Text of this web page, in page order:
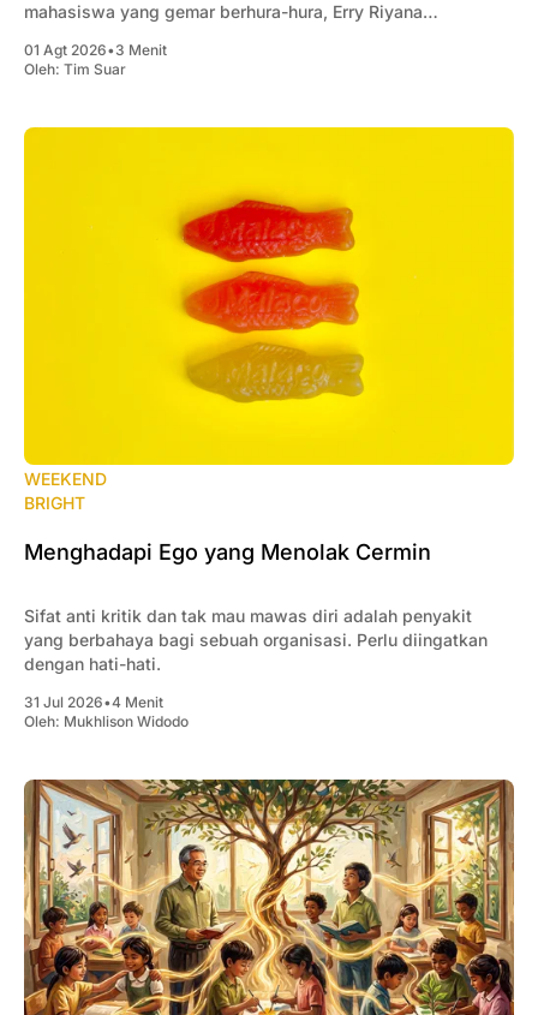
mahasiswa yang gemar berhura-hura, Erry Riyana
Akuntansi Unpad pada 1968. Dari mengantar pesanan
01 Agt 2026•3 Menit
Oleh: Tim Suar
WEEKEND
BRIGHT
Menghadapi Ego yang Menolak Cermin
Sifat anti kritik dan tak mau mawas diri adalah penyakit
yang berbahaya bagi sebuah organisasi. Perlu diingatkan
dengan hati-hati.
31 Jul 2026•4 Menit
Oleh: Mukhlison Widodo